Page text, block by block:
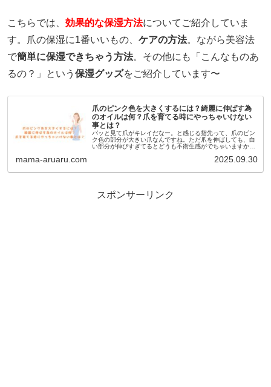
こちらでは、 効果的な保湿方法についてご紹介していま
す。爪の保湿に1番いいもの、 ケアの方法。ながら美容法
で簡単に保湿できちゃう方法。その他にも「こんなものあ
るの？」という 保湿グッズをご紹介しています〜
爪のピンク色を大きくするには？綺麗に伸ばす為
のオイルは何？爪を育てる時にやっちゃいけない
事とは？
パッと見て爪がキレイだなー。と感じる指先って、爪のピン
ク色の部分が大きい爪なんですね。ただ爪を伸ばしても、白
い部分が伸びすぎてるとどうも不衛生感がでちゃいますから
かとか、一度深爪にしちゃったら元に戻らないんじゃないか
よ。爪も手入れ次第でピンク色の部分は復活します。あなた
をまとめました。ぜひピンク部分を再生して、キレイな爪を
ゲットして下さい！
mama-aruaru.com 2025.09.30
スポンサーリンク